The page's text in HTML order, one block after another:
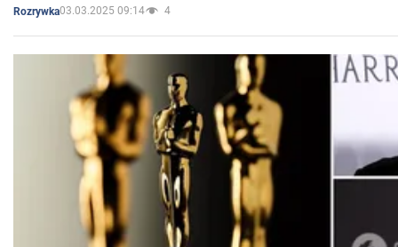
Rozrywka03.03.2025 09:14 4